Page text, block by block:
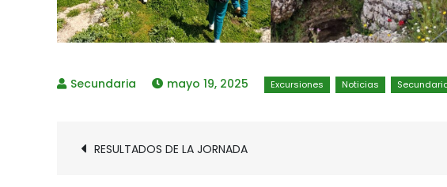
mayo 19, 2025
Navegación
RESULTADOS DE LA JORNADA